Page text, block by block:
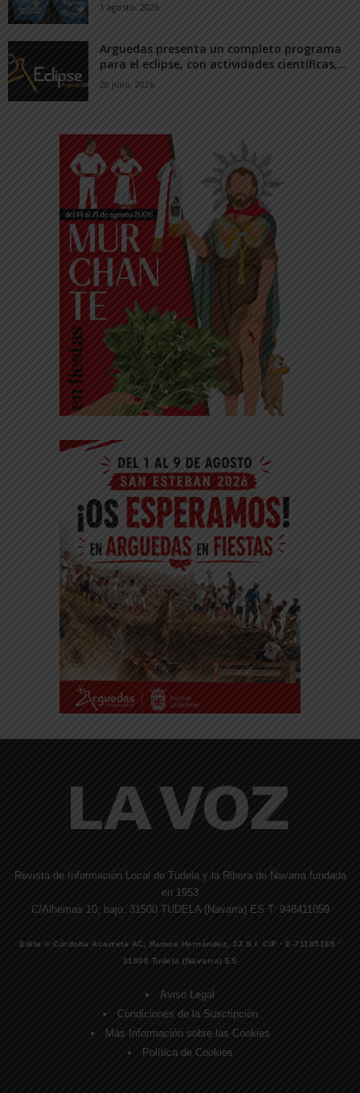
1 agosto, 2026
Arguedas presenta un completo programa
para el eclipse, con actividades científicas,...
20 julio, 2026
Revista de Información Local de Tudela y la Ribera de Navarra fundada
en 1953
C/Alhemas 10, bajo. 31500 TUDELA (Navarra) ES T. 948411059
Edita © Córdoba Acarreta AC, Ramos Hernández, JJ S.I. CIF · E-71185169 ·
31500 Tudela (Navarra) ES
Aviso Legal
Condiciones de la Suscripción
Más Información sobre las Cookies
Política de Cookies